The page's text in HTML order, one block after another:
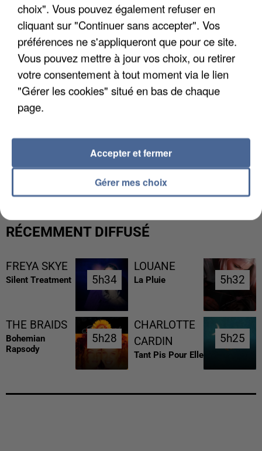
L’UN DES FONDATEURS SUPPOSÉS DE LA DZ
MAFIA INTERPELLÉ EN ALGÉRIE
RÉCEMMENT DIFFUSÉ
FREYA SKYE
Silent Treatment 5h34
5h34
LOUANE
La Pluie 5h32
5h32
THE BRAIDS
Bohemian
Rapsody
5h28
5h28
CHARLOTTE
CARDIN
Tant Pis Pour Elle
5h25
5h25
choix". Vous pouvez également refuser en
cliquant sur "Continuer sans accepter". Vos
préférences ne s'appliqueront que pour ce site.
Vous pouvez mettre à jour vos choix, ou retirer
votre consentement à tout moment via le lien
"Gérer les cookies" situé en bas de chaque
page.
Gérer mes choix
Accepter et fermer